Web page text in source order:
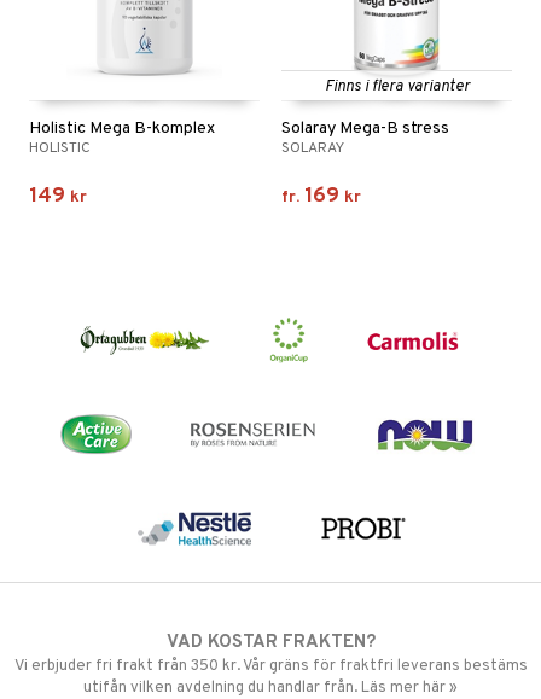
Holistic Mega B-komplex
HOLISTIC
149 kr
Finns i flera varianter
Solaray Mega-B stress
SOLARAY
fr. 169 kr
VAD KOSTAR FRAKTEN?
Vi erbjuder fri frakt från 350 kr. Vår gräns för fraktfri leverans bestäms
utifån vilken avdelning du handlar från. Läs mer här »